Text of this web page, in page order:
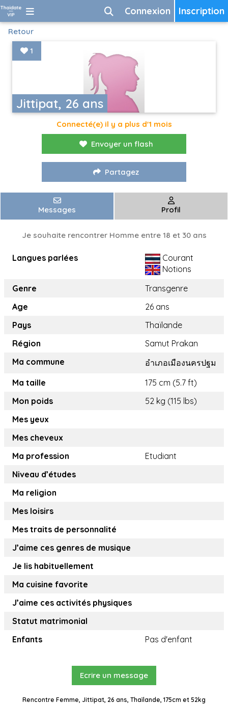
Inscription
Connexion
Retour
Jittipat, 26 ans
1
Connecté(e) il y a plus d'1 mois
Envoyer un flash
Partagez
Messages Profil
Je souhaite rencontrer Homme entre 18 et 30 ans
Langues parlées
Courant
Notions
Genre
Transgenre
Age
26 ans
Pays
Thaïlande
Région
Samut Prakan
Ma commune
อำเภอเมืองนครปฐม
Ma taille
175 cm (5.7 ft)
Mon poids
52 kg (115 lbs)
Mes yeux
Mes cheveux
Ma profession
Etudiant
Niveau d’études
Ma religion
Mes loisirs
Mes traits de personnalité
J’aime ces genres de musique
Je lis habituellement
Ma cuisine favorite
J’aime ces activités physiques
Statut matrimonial
Enfants
Pas d'enfant
Ecrire un message
Rencontre Femme, Jittipat, 26 ans, Thaïlande, 175cm et 52kg